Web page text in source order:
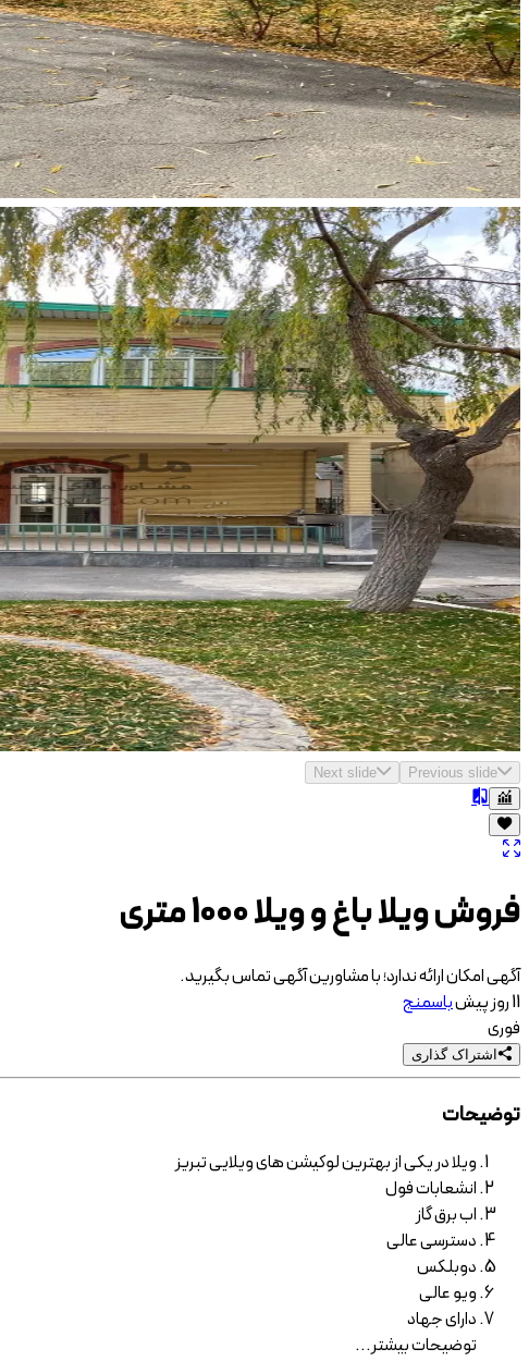
Previous slide
Next slide
فروش ویلا باغ و ویلا 1000 متری
آگهی امکان ارائه ندارد؛ با مشاورین آگهی تماس بگیرید.
11 روز پیش
باسمنج
فوری
اشتراک گذاری
توضیحات
ویلا در یکی از بهترین لوکیشن های ویلایی تبریز
انشعابات فول
اب برق گاز
دسترسی عالی
دوبلکس
ویو عالی
دارای جهاد
توضیحاتبیشتر...